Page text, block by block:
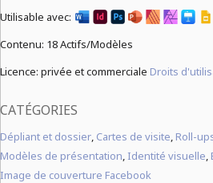
Utilisable avec:
Contenu: 18 Actifs/Modèles
Licence: privée et commerciale Droits
CATÉGORIES
Dépliant et dossier, Cartes de visite, Roll-
Modèles de présentation, Identité visuelle,
Image de couverture Facebook